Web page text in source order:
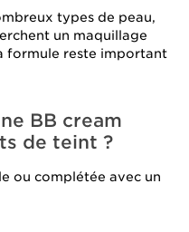
types de peau,
un maquillage
formule reste important
BB cream
de teint ?
ou complétée avec un